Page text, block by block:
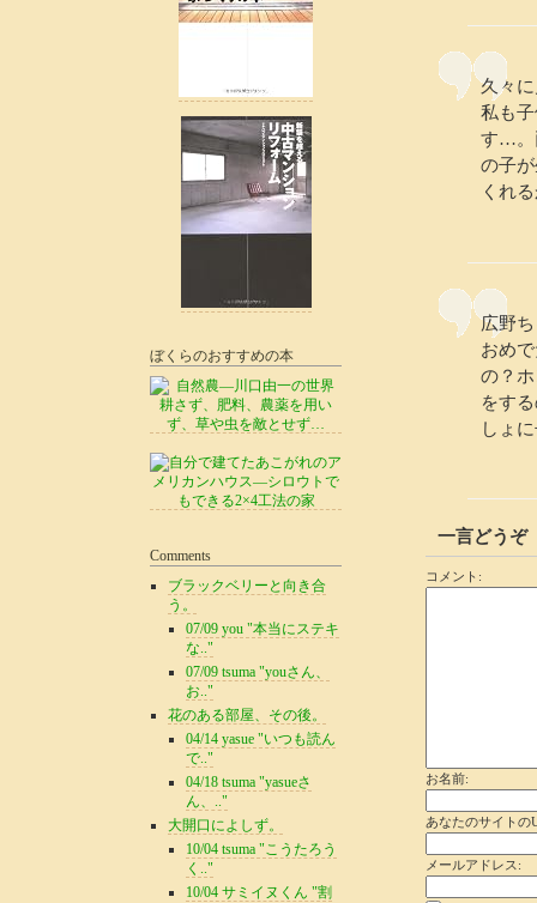
久々
私も
す…。
の子
くれ
広野
おめ
の？
をす
しょ
一言どうぞ
コメント:
お名前:
あなたのサイトの
メールアドレス:
ぼくらのおすすめの本
Comments
ブラックベリーと向き合
う。
07/09 you "本当にステキ
な.."
07/09 tsuma "youさん、
お.."
花のある部屋、その後。
04/14 yasue "いつも読ん
で.."
04/18 tsuma "yasueさ
ん、.."
大開口によしず。
10/04 tsuma "こうたろう
く.."
10/04 サミイヌくん "割